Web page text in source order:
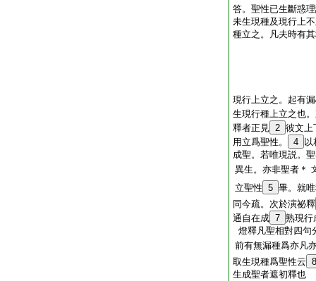
答。聖性已生斷惑
未生現種及現行上
種立之。凡夫時有
現行上立之。起有
生現行種上立之也
釋者正見 2 彼文上
用立爲聖性。
4
成聖。若唯現説。
異生。亦非聖者＊
立聖性 5 畢。就
同今疏。次於演祕釋
通自在成 7 熟現行
燈釋凡聖相對四句
前有無漏種爲亦凡
取生現種爲聖性云 8
生成聖者遮初釋也